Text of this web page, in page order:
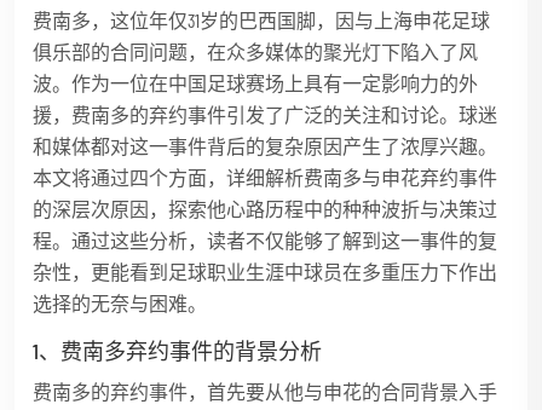
费南多，这位年仅31岁的巴西国脚，因与上海申花足球
俱乐部的合同问题，在众多媒体的聚光灯下陷入了风
波。作为一位在中国足球赛场上具有一定影响力的外
援，费南多的弃约事件引发了广泛的关注和讨论。球迷
和媒体都对这一事件背后的复杂原因产生了浓厚兴趣。
本文将通过四个方面，详细解析费南多与申花弃约事件
的深层次原因，探索他心路历程中的种种波折与决策过
程。通过这些分析，读者不仅能够了解到这一事件的复
杂性，更能看到足球职业生涯中球员在多重压力下作出
选择的无奈与困难。
1、费南多弃约事件的背景分析
费南多的弃约事件，首先要从他与申花的合同背景入手